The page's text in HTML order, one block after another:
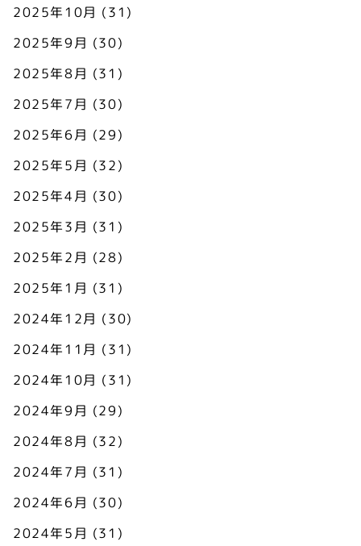
2025年10月 (31)
2025年9月 (30)
2025年8月 (31)
2025年7月 (30)
2025年6月 (29)
2025年5月 (32)
2025年4月 (30)
2025年3月 (31)
2025年2月 (28)
2025年1月 (31)
2024年12月 (30)
2024年11月 (31)
2024年10月 (31)
2024年9月 (29)
2024年8月 (32)
2024年7月 (31)
2024年6月 (30)
2024年5月 (31)